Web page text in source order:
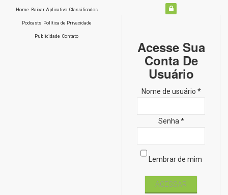
Home Baixar Aplicativo Classificados
Podcasts Política de Privacidade
Publicidade Contato
Acesse Sua
Conta De
Usuário
Nome de usuário *
Senha *
Lembrar de mim